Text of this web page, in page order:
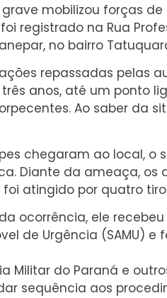
mobilizou forças
registrado na Rua
no bairro
repassadas pelas
anos, até um ponto
Ao saber da
chegaram ao local,
Diante da ameaça,
atingido por quatro
ocorrência, ele
de Urgência (SAMU)
Militar do Paraná e
sequência aos